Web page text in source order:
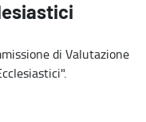
di Valutazione